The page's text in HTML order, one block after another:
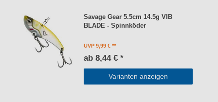
Savage Gear 5.5cm 14.5g VIB
BLADE - Spinnköder
UVP 9,99 €
ab 8,44 € *
Varianten anzeigen